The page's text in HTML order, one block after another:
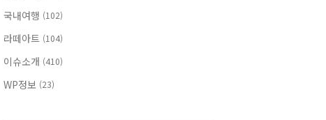
국내여행 (102)
라떼아트 (104)
이슈소개 (410)
WP정보 (23)